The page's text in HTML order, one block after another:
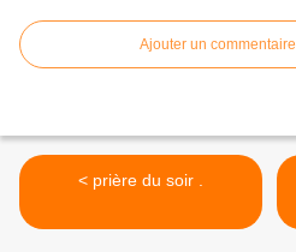
Ajouter un commentaire
< prière du soir .